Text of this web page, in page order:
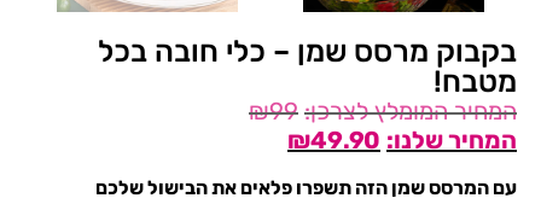
בקבוק מרסס שמן – כלי חובה בכל
מטבח!
₪99
₪49.90
עם המרסס שמן הזה תשפרו פלאים את הבישול שלכם